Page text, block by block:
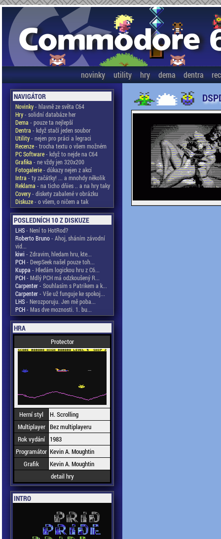
novinky utility hry dema dentra
NAVIGÁTOR
Novinky- hlavně ze světa C64
Hry- solidní databáze her
Dema - pouze ta nejlepší
Dentra - když stačí jeden soubor
Utility- nejen pro práci a legraci
Recenze- trocha textu o všem možném
PC Software- když to nejde na C64
Grafika - ne vždy jen 320x200
Fotogalerie- důkazy nejen z akcí
Intra - ty začátky! ... a mnohdy několik
Reklama - na ticho dňies .. a na hry taky
Covery- diskety zabalené v obrázku
Diskuze- o všem, o ničem a tak
POSLEDNÍCH 10 Z DISKUZE
LHS- Není to HotRod?
Roberto Bruno- Ahoj, sháním závodní
vid...
kiwi - Zdravim, hledam hru, kte...
PCH- DeepSeek našel pouze toh...
Kuppa - Hledám logickou hru z C6...
PCH- Mdlý PCH má odzkoušený R...
Carpenter- Souhlasím s Patrikem a k...
Carpenter- Vše už funguje ke spokoj...
LHS- Nerozporuju. Jen mě poba...
PCH- Mas dve moznosti. 1. bu...
HRA
Protector
Herní styl
H. Scrolling
Multiplayer Bez multiplayeru
Rok vydání
1983
Programátor Kevin A. Moughtin
Grafik
Kevin A. Moughtin
detail hry
INTRO